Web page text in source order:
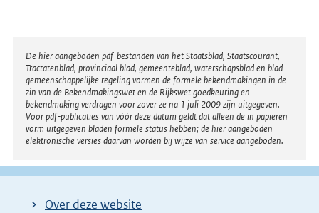
g
Disclaimer
De hier aangeboden pdf-bestanden van het Staatsblad, Staatscourant,
Tractatenblad, provinciaal blad, gemeenteblad, waterschapsblad en blad
gemeenschappelijke regeling vormen de formele bekendmakingen in de
zin van de Bekendmakingswet en de Rijkswet goedkeuring en
bekendmaking verdragen voor zover ze na 1 juli 2009 zijn uitgegeven.
Voor pdf-publicaties van vóór deze datum geldt dat alleen de in papieren
vorm uitgegeven bladen formele status hebben; de hier aangeboden
elektronische versies daarvan worden bij wijze van service aangeboden.
Over deze website